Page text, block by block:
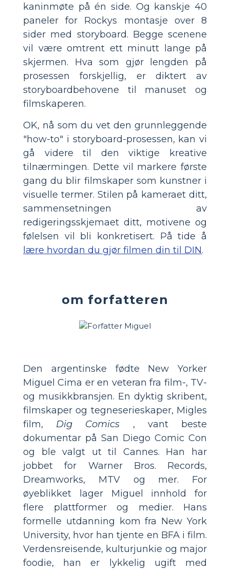
kaninmøte på én side. Og kanskje 40
paneler for Rockys montasje over 8
sider med storyboard. Begge scenene
vil være omtrent ett minutt lange på
skjermen. Hva som gjør lengden på
prosessen forskjellig, er diktert av
storyboardbehovene til manuset og
filmskaperen.
OK, nå som du vet den grunnleggende
"how-to" i storyboard-prosessen, kan vi
gå videre til den viktige kreative
tilnærmingen. Dette vil markere første
gang du blir filmskaper som kunstner i
visuelle termer. Stilen på kameraet ditt,
sammensetningen av
redigeringsskjemaet ditt, motivene og
følelsen vil bli konkretisert. På tide å
lære hvordan du gjør filmen din til DIN.
om forfatteren
Den argentinske fødte New Yorker
Miguel Cima er en veteran fra film-, TV-
og musikkbransjen. En dyktig skribent,
filmskaper og tegneserieskaper, Migles
film, Dig Comics , vant beste
dokumentar på San Diego Comic Con
og ble valgt ut til Cannes. Han har
jobbet for Warner Bros. Records,
Dreamworks, MTV og mer. For
øyeblikket lager Miguel innhold for
flere plattformer og medier. Hans
formelle utdanning kom fra New York
University, hvor han tjente en BFA i film.
Verdensreisende, kulturjunkie og major
foodie, han er lykkelig ugift med